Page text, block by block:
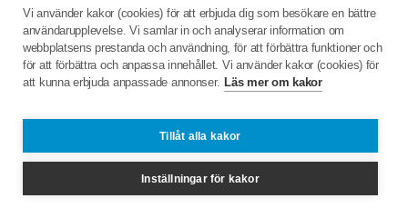
Vi använder kakor (cookies) för att erbjuda dig som besökare en bättre
användarupplevelse. Vi samlar in och analyserar information om
webbplatsens prestanda och användning, för att förbättra funktioner och
för att förbättra och anpassa innehållet. Vi använder kakor (cookies) för
att kunna erbjuda anpassade annonser. Läs mer om kakor
Tillåt alla kakor
Inställningar för kakor
Lena Petersson börja måla sina vackra julmotiv, i
akvarellteknik, 1996, och har fortsatt med detta till dags
dato, men sedan en tid målar hon även sommarmotiv
som då ofta innehåller katter. Under tiden vi bjöds på
sångnummer ur en av revyerna. Lena berättade att
kommande revyn som har premiär i början av januari,
men man har redan sålt 15 000 biljetter i förväg. Efter